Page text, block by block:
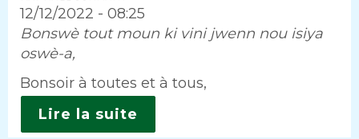
12/12/2022 - 08:25
Intro
Bonswè tout moun ki vini jwenn nou isiya
oswè-a,
Bonsoir à toutes et à tous,
Lire la suite